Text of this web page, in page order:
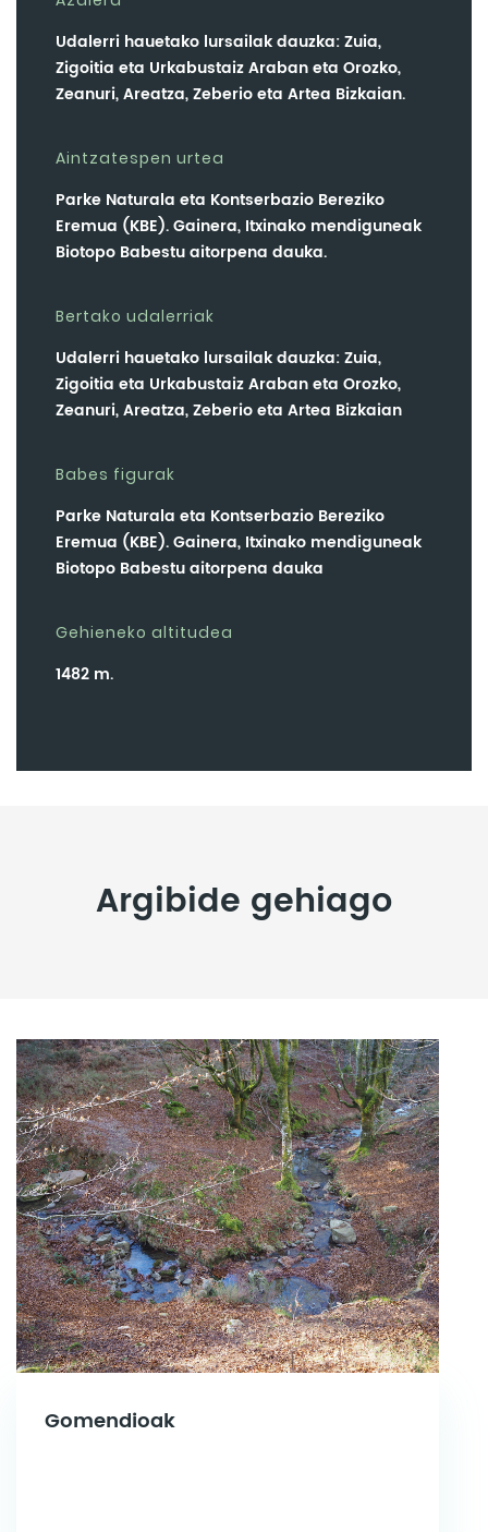
Udalerri hauetako lursailak dauzka: Zuia,
Zigoitia eta Urkabustaiz Araban eta Orozko,
Zeanuri, Areatza, Zeberio eta Artea Bizkaian.
Aintzatespen urtea
Parke Naturala eta Kontserbazio Bereziko
Eremua (KBE). Gainera, Itxinako mendiguneak
Biotopo Babestu aitorpena dauka.
Bertako udalerriak
Udalerri hauetako lursailak dauzka: Zuia,
Zigoitia eta Urkabustaiz Araban eta Orozko,
Zeanuri, Areatza, Zeberio eta Artea Bizkaian
Babes figurak
Parke Naturala eta Kontserbazio Bereziko
Eremua (KBE). Gainera, Itxinako mendiguneak
Biotopo Babestu aitorpena dauka
Gehieneko altitudea
1482 m.
Argibide gehiago
Gomendioak